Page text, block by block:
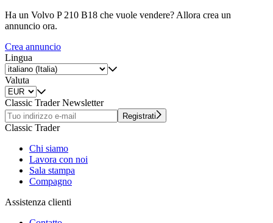
Ha un Volvo P 210 B18 che vuole vendere? Allora crea un
annuncio ora.
Crea annuncio
Lingua
Valuta
Classic Trader Newsletter
Registrati
Classic Trader
Chi siamo
Lavora con noi
Sala stampa
Compagno
Assistenza clienti